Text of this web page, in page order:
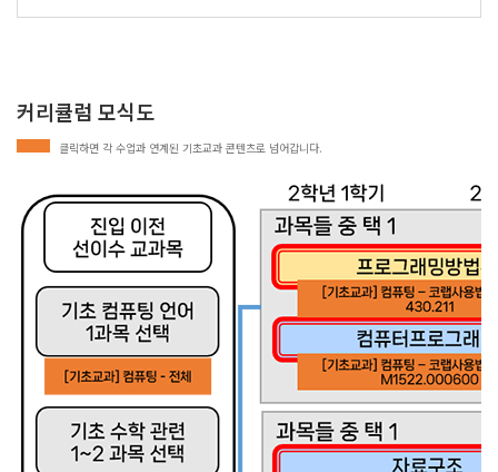
커리큘럼 모식도
클릭하면 각 수업과 연계된 기초교과 콘텐츠로 넘어갑니다.